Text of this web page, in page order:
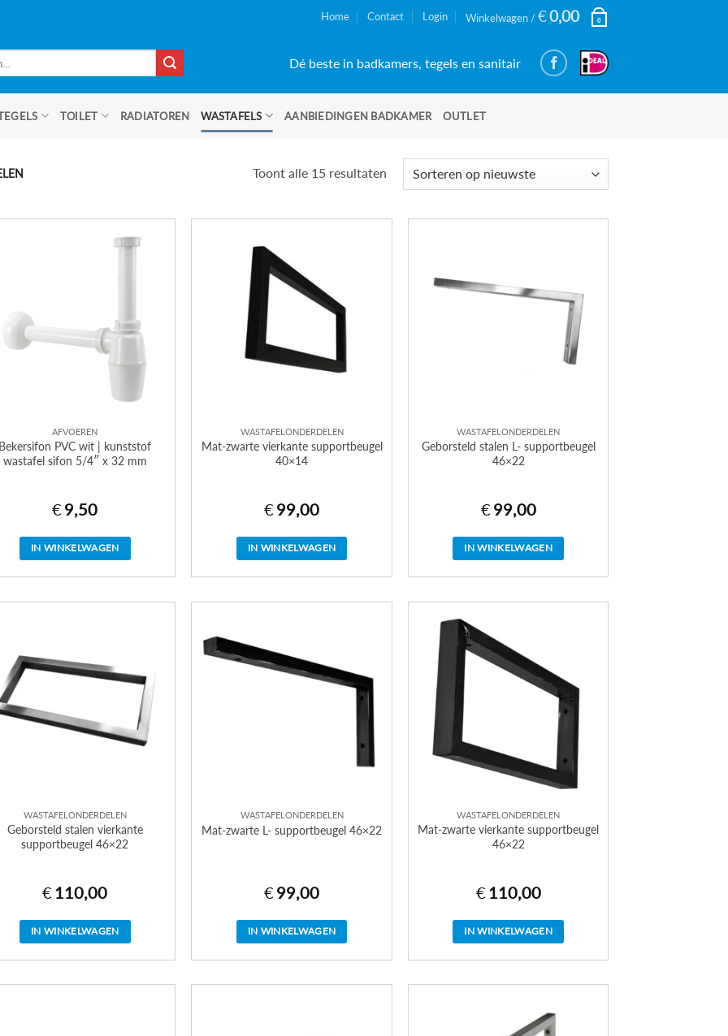
Home Contact Login Winkelwagen /€0,00 0
Dé beste in badkamers, tegels en sanitair
TOILET RADIATOREN WASTAFELS AANBIEDINGEN BADKAMER OUTLET
Toont alle 15 resultatenGesorteerd
AFVOEREN
PVC wit | kunststof
wastafel sifon 5/4″ x 32 mm
€ 9,50
IN WINKELWAGEN
WASTAFELONDERDELEN
Mat-zwarte vierkante supportbeugel
40×14
€ 99,00
IN WINKELWAGEN
WASTAFELONDERDELEN
Geborsteld stalen L- supportbeugel
46×22
€ 99,00
IN WINKELWAGEN
WASTAFELONDERDELEN
Geborsteld stalen vierkante
supportbeugel 46×22
€ 110,00
IN WINKELWAGEN
WASTAFELONDERDELEN
Mat-zwarte L- supportbeugel 46×22
€ 99,00
IN WINKELWAGEN
WASTAFELONDERDELEN
Mat-zwarte vierkante supportbeugel
46×22
€ 110,00
IN WINKELWAGEN